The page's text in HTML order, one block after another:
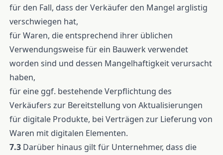
für den Fall, dass der Verkäufer den Mangel arglistig
verschwiegen hat,
für Waren, die entsprechend ihrer üblichen
Verwendungsweise für ein Bauwerk verwendet
worden sind und dessen Mangelhaftigkeit verursacht
haben,
für eine ggf. bestehende Verpflichtung des
Verkäufers zur Bereitstellung von Aktualisierungen
für digitale Produkte, bei Verträgen zur Lieferung von
Waren mit digitalen Elementen.
7.3 Darüber hinaus gilt für Unternehmer, dass die